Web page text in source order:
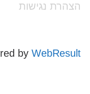
הצהרת נגישות
byWebResult